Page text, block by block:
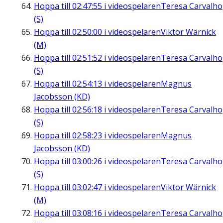
Hoppa till 02:47:55 i videospelarenTeresa Carvalho
(S)
Hoppa till 02:50:00 i videospelarenViktor Wärnick
(M)
Hoppa till 02:51:52 i videospelarenTeresa Carvalho
(S)
Hoppa till 02:54:13 i videospelarenMagnus
Jacobsson (KD)
Hoppa till 02:56:18 i videospelarenTeresa Carvalho
(S)
Hoppa till 02:58:23 i videospelarenMagnus
Jacobsson (KD)
Hoppa till 03:00:26 i videospelarenTeresa Carvalho
(S)
Hoppa till 03:02:47 i videospelarenViktor Wärnick
(M)
Hoppa till 03:08:16 i videospelarenTeresa Carvalho